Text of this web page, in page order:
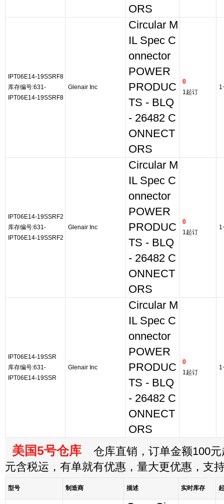
ORS
IPT06E14-19SSRF8
库存编号:631-
IPT06E14-19SSRF8
Glenair Inc
Circular M
IL Spec C
onnector
POWER
PRODUC
TS - BLQ
- 26482 C
ONNECT
ORS
0
1起订
IPT06E14-19SSRF2
库存编号:631-
IPT06E14-19SSRF2
Glenair Inc
Circular M
IL Spec C
onnector
POWER
PRODUC
TS - BLQ
- 26482 C
ONNECT
ORS
0
1起订
IPT06E14-19SSR
库存编号:631-
IPT06E14-19SSR
Glenair Inc
Circular M
IL Spec C
onnector
POWER
PRODUC
TS - BLQ
- 26482 C
ONNECT
ORS
0
1起订
美国5号仓库 仓库直销，订单金额100元
元含税运，有单就有优惠，量大更优惠，支
型号 制造商 描述 实时库存